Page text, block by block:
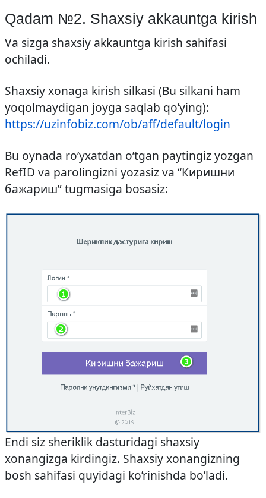
Qadam №2. Shaxsiy akkauntga kirish
Va sizga shaxsiy akkauntga kirish sahifasi
ochiladi.
Shaxsiy xonaga kirish silkasi (Bu silkani ham
yoqolmaydigan joyga saqlab qo’ying):
https://uzinfobiz.com/ob/aff/default/login
Bu oynada ro’yxatdan o’tgan paytingiz yozgan
RefID va parolingizni yozasiz va “Киришни
бажариш” tugmasiga bosasiz:
Endi siz sheriklik dasturidagi shaxsiy
xonangizga kirdingiz. Shaxsiy xonangizning
bosh sahifasi quyidagi ko’rinishda bo’ladi.